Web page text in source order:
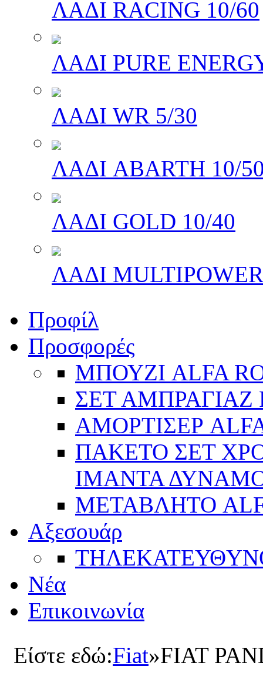
ΛΑΔΙ RACING 10/60
ΛΑΔΙ PURE
ΛΑΔΙ WR 5/30
ΛΑΔΙ ABARTH 10/
ΛΑΔΙ GOLD 10/40
ΛΑΔΙ
Προφίλ
Προσφορές
ΜΠΟΥΖΙ ALFA
ΣΕΤ ΑΜΠΡΑΓΙΑΖ
ΑΜΟΡΤΙΣΕΡ
ΠΑΚΕΤΟ ΣΕΤ
ΙΜΑΝΤΑ ΔΥΝΑΜΟ
ΜΕΤΑΒΛΗΤΟ
Αξεσουάρ
Νέα
Επικοινωνία
Είστε εδώ:Fiat»FIAT